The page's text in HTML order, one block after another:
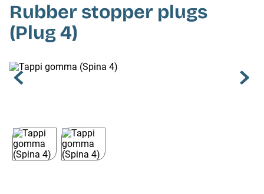
Rubber stopper plugs
(Plug 4)